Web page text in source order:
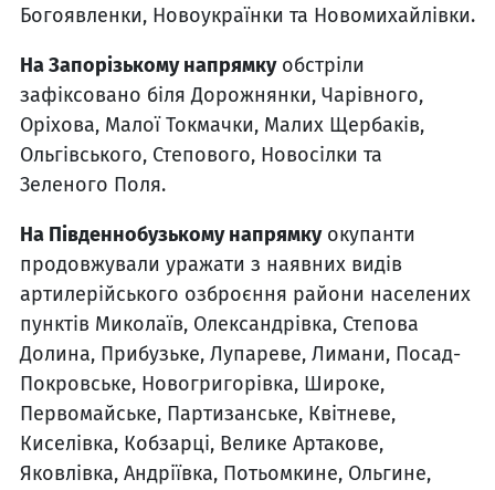
Богоявленки, Новоукраїнки та Новомихайлівки.
На Запорізькому напрямкуобстріли
зафіксовано біля Дорожнянки, Чарівного,
Оріхова, Малої Токмачки, Малих Щербаків,
Ольгівського, Степового, Новосілки та
Зеленого Поля.
На Південнобузькому напрямкуокупанти
продовжували уражати з наявних видів
артилерійського озброєння райони населених
пунктів Миколаїв, Олександрівка, Степова
Долина, Прибузьке, Лупареве, Лимани, Посад-
Покровське, Новогригорівка, Широке,
Первомайське, Партизанське, Квітневе,
Киселівка, Кобзарці, Велике Артакове,
Яковлівка, Андріївка, Потьомкине, Ольгине,